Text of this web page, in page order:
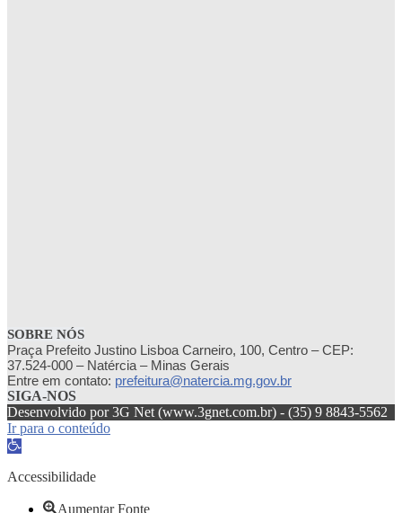
SOBRE NÓS
Praça Prefeito Justino Lisboa Carneiro, 100, Centro – CEP:
37.524-000 – Natércia – Minas Gerais
Entre em contato: prefeitura@natercia.mg.gov.br
SIGA-NOS
Desenvolvido por 3G Net (www.3gnet.com.br) - (35) 9 8843-5562
Ir para o conteúdo
Abrir
barra
ferramentas
Accessibilidade
Aumentar Fonte